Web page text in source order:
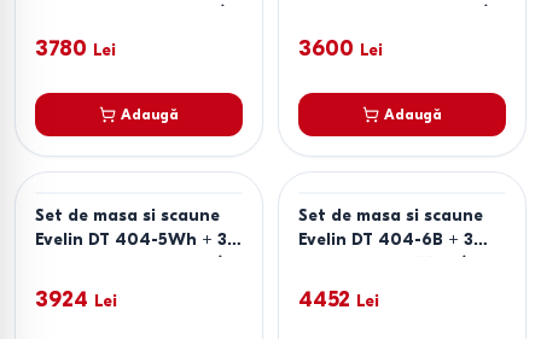
scaune YTC-064 Wh /
BJORN-24 (Light Beige)
3780 Lei
Adaugă
scaune YTC-064 Wh /
UF910-01 (Light Beige)
3600 Lei
Adaugă
Set de masa si scaune
Evelin DT 404-5Wh + 3
scaune YTC-078 Wh /
UF885-14 (Grey)
3924 Lei
Set de masa si scaune
Evelin DT 404-6B + 3
scaune YTC-055 B /
BLU-14 (Dark Grey)
4452 Lei